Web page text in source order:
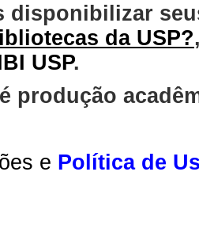
disponibilizar
da USP?
USP.
produção
e Política de